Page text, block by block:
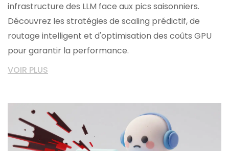
infrastructure des LLM face aux pics saisonniers.
Découvrez les stratégies de scaling prédictif, de
routage intelligent et d'optimisation des coûts GPU
pour garantir la performance.
VOIR PLUS